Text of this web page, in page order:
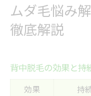
ムダ毛悩み
徹底解説
背中脱毛の効果と持
効果 持